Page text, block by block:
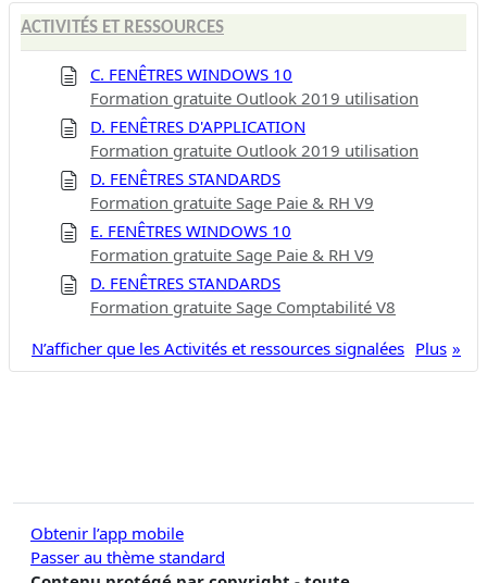
ACTIVITÉS ET RESSOURCES
C. FENÊTRES WINDOWS 10
Formation gratuite Outlook 2019 utilisation
D. FENÊTRES D'APPLICATION
Formation gratuite Outlook 2019 utilisation
D. FENÊTRES STANDARDS
Formation gratuite Sage Paie & RH V9
E. FENÊTRES WINDOWS 10
Formation gratuite Sage Paie & RH V9
D. FENÊTRES STANDARDS
Formation gratuite Sage Comptabilité V8
Plus
N’afficher que les Activités et ressources signalées
Obtenir l’app mobile
Passer au thème standard